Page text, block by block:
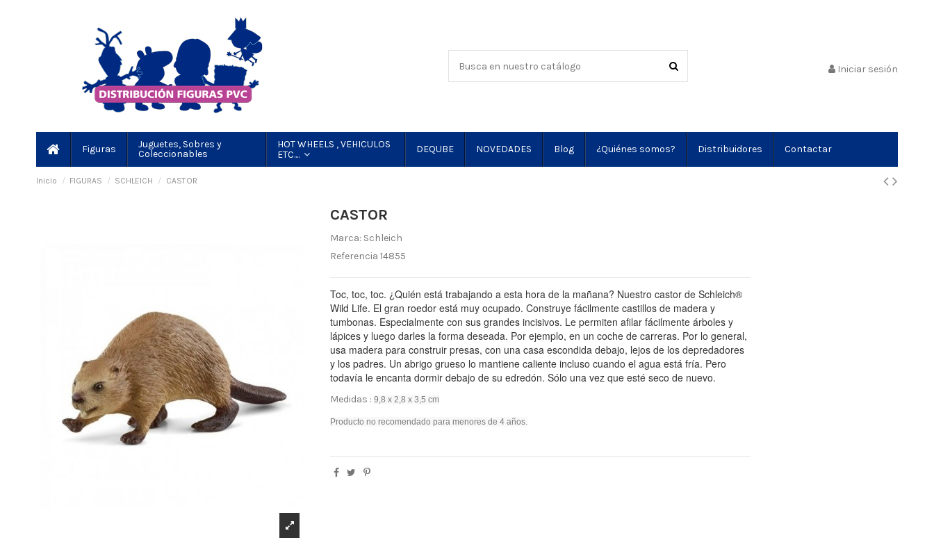
Iniciar sesión
Figuras
Juguetes, Sobres y
Coleccionables
HOT WHEELS , VEHICULOS
ETC....
DEQUBE NOVEDADES Blog ¿Quiénes somos? Distribuidores Contactar
Inicio FIGURAS SCHLEICH CASTOR
CASTOR
Marca: Schleich
Referencia 14855
Toc, toc, toc. ¿Quién está trabajando a esta hora de la mañana? Nuestro castor de Schleich®
Wild Life. El gran roedor está muy ocupado.Construye fácilmente castillos de madera y
tumbonas. Especialmente con sus grandes incisivos. Le permiten afilar fácilmente árboles y
lápices y luego darles la forma deseada. Por ejemplo, en un coche de carreras. Por lo general,
usa madera para construir presas, con una casa escondida debajo, lejos de los depredadores
y los padres. Un abrigo grueso lo mantiene caliente incluso cuando el agua está fría. Pero
todavía le encanta dormir debajo de su edredón.Sólo una vez que esté seco de nuevo.
Medidas :9,8 x 2,8 x 3,5 cm
Producto no recomendado para menores de 4 años.